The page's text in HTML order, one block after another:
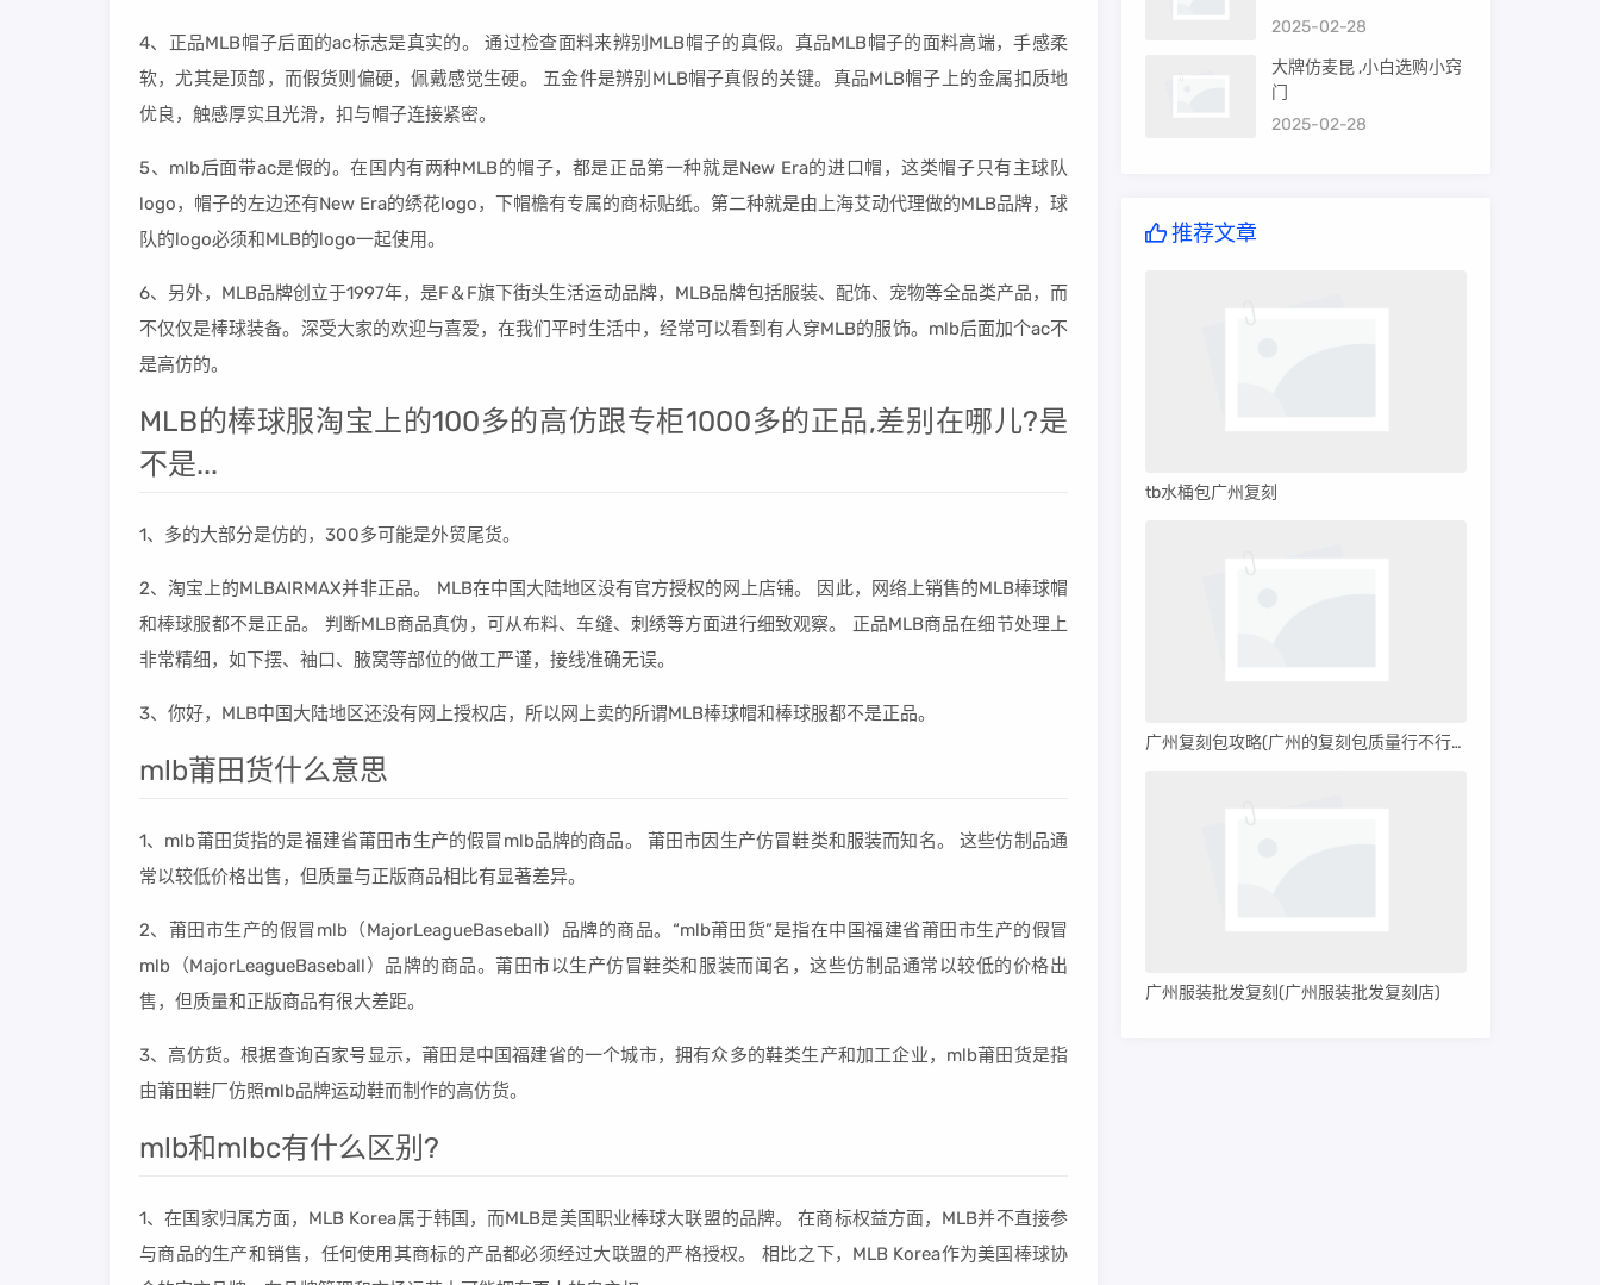
4、正品MLB帽子后面的ac标志是真实的。 通过检查面料来辨别MLB帽子的真假。真品MLB帽子的面料高端，手感柔
软，尤其是顶部，而假货则偏硬，佩戴感觉生硬。 五金件是辨别MLB帽子真假的关键。真品MLB帽子上的金属扣质地
优良，触感厚实且光滑，扣与帽子连接紧密。
5、mlb后面带ac是假的。在国内有两种MLB的帽子，都是正品第一种就是New Era的进口帽，这类帽子只有主球队
logo，帽子的左边还有New Era的绣花logo，下帽檐有专属的商标贴纸。第二种就是由上海艾动代理做的MLB品牌，球
队的logo必须和MLB的logo一起使用。
6、另外，MLB品牌创立于1997年，是F＆F旗下街头生活运动品牌，MLB品牌包括服装、配饰、宠物等全品类产品，而
不仅仅是棒球装备。深受大家的欢迎与喜爱，在我们平时生活中，经常可以看到有人穿MLB的服饰。mlb后面加个ac不
是高仿的。
MLB的棒球服淘宝上的100多的高仿跟专柜1000多的正品,差别在哪儿?是
不是...
1、多的大部分是仿的，300多可能是外贸尾货。
2、淘宝上的MLBAIRMAX并非正品。 MLB在中国大陆地区没有官方授权的网上店铺。 因此，网络上销售的MLB棒球帽
和棒球服都不是正品。 判断MLB商品真伪，可从布料、车缝、刺绣等方面进行细致观察。 正品MLB商品在细节处理上
非常精细，如下摆、袖口、腋窝等部位的做工严谨，接线准确无误。
3、你好，MLB中国大陆地区还没有网上授权店，所以网上卖的所谓MLB棒球帽和棒球服都不是正品。
mlb莆田货什么意思
1、mlb莆田货指的是福建省莆田市生产的假冒mlb品牌的商品。 莆田市因生产仿冒鞋类和服装而知名。 这些仿制品通
常以较低价格出售，但质量与正版商品相比有显著差异。
2、莆田市生产的假冒mlb（MajorLeagueBaseball）品牌的商品。“mlb莆田货”是指在中国福建省莆田市生产的假冒
mlb（MajorLeagueBaseball）品牌的商品。莆田市以生产仿冒鞋类和服装而闻名，这些仿制品通常以较低的价格出
售，但质量和正版商品有很大差距。
3、高仿货。根据查询百家号显示，莆田是中国福建省的一个城市，拥有众多的鞋类生产和加工企业，mlb莆田货是指
由莆田鞋厂仿照mlb品牌运动鞋而制作的高仿货。
mlb和mlbc有什么区别?
1、在国家归属方面，MLB Korea属于韩国，而MLB是美国职业棒球大联盟的品牌。 在商标权益方面，MLB并不直接参
与商品的生产和销售，任何使用其商标的产品都必须经过大联盟的严格授权。 相比之下，MLB Korea作为美国棒球协
2025-02-28
大牌仿麦昆 ,小白选购小窍
门
2025-02-28
推荐文章
tb水桶包广州复刻
广州复刻包攻略(广州的复刻包质量行不行呀)
广州服装批发复刻(广州服装批发复刻店)